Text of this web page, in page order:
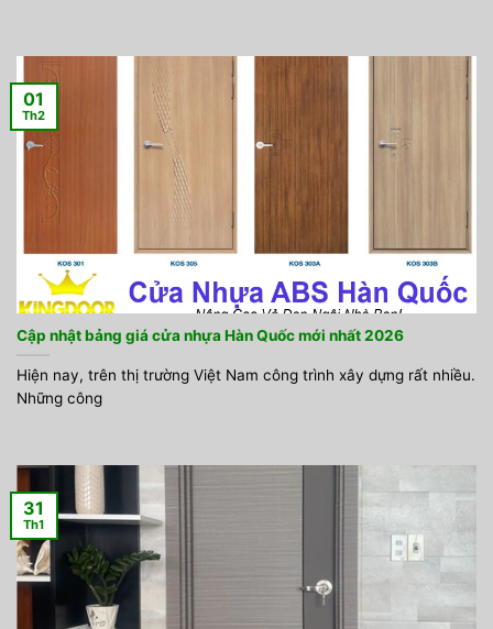
Cập nhật bảng giá cửa nhựa Hàn Quốc mới nhất 2026
Hiện nay, trên thị trường Việt Nam công trình xây dựng rất nhiều.
Những công
01
Th2
31
Th1